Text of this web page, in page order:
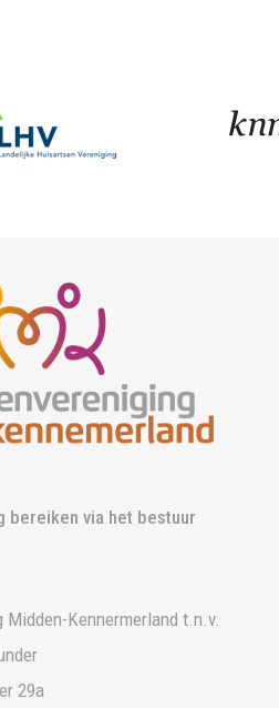
bereiken via het bestuur
Kennermerland t.n.v.
29a